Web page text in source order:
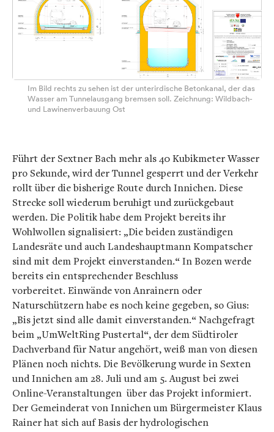
Im Bild rechts zu sehen ist der unterirdische Betonkanal, der das
Wasser am Tunnelausgang bremsen soll. Zeichnung: Wildbach-
und Lawinenverbauung Ost
Führt der Sextner Bach mehr als 40 Kubikmeter Wasser
pro Sekunde, wird der Tunnel gesperrt und der Verkehr
rollt über die bisherige Route durch Innichen. Diese
Strecke soll wiederum beruhigt und zurückgebaut
werden. Die Politik habe dem Projekt bereits ihr
Wohlwollen signalisiert: „Die beiden zuständigen
Landesräte und auch Landeshauptmann Kompatscher
sind mit dem Projekt einverstanden.“ In Bozen werde
bereits ein entsprechender Beschluss
vorbereitet. Einwände von Anrainern oder
Naturschützern habe es noch keine gegeben, so Gius:
„Bis jetzt sind alle damit einverstanden.“ Nachgefragt
beim „UmWeltRing Pustertal“, der dem Südtiroler
Dachverband für Natur angehört, weiß man von diesen
Plänen noch nichts. Die Bevölkerung wurde in Sexten
und Innichen am 28. Juli und am 5. August bei zwei
Online-Veranstaltungen über das Projekt informiert.
Der Gemeinderat von Innichen um Bürgermeister Klaus
Rainer hat sich auf Basis der hydrologischen